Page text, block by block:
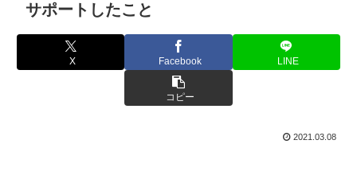
サポートしたこと
X Facebook LINE
コピー
2021.03.08